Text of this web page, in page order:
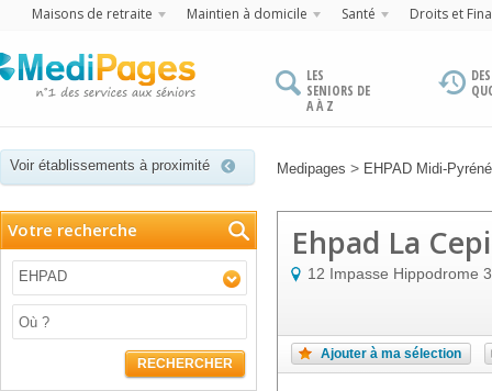
Maisons de retraite Maintien à domicile Santé Droits et
LES
SENIORS DE
A À Z
Voir établissements à proximité Medipages > EHPAD Midi-
Votre recherche
EHPAD
RECHERCHER
Ehpad La
12 Impasse Hippodrome
Ajouter à ma sélection